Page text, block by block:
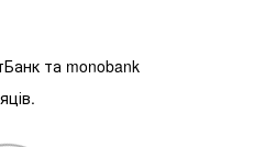
та monobank